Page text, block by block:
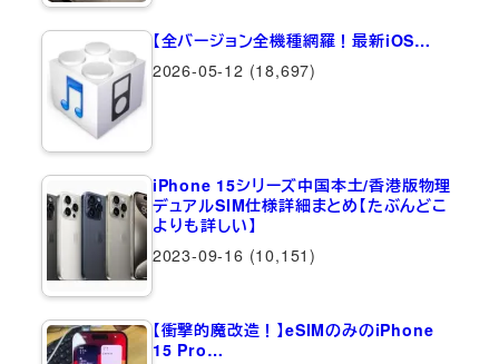
【全バージョン全機種網羅！最新iOS…
2026-05-12 (18,697)
iPhone 15シリーズ中国本土/香港版物理
デュアルSIM仕様詳細まとめ【たぶんどこ
よりも詳しい】
2023-09-16 (10,151)
【衝撃的魔改造！】eSIMのみのiPhone
15 Pro…